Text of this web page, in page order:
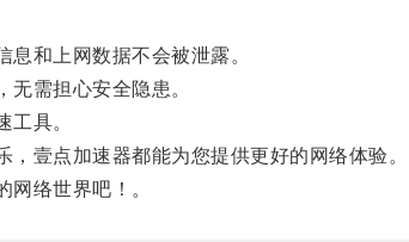
和上网数据不会被泄露。
需担心安全隐患。
具。
壹点加速器都能为您提供更好的网络体验。
络世界吧！。